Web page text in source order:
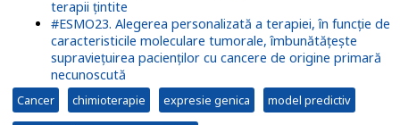
terapii țintite
#ESMO23. Alegerea personalizată a terapiei, în funcție de
caracteristicile moleculare tumorale, îmbunătăţeşte
supravieţuirea pacienților cu cancere de origine primară
necunoscută
Cancer chimioterapie expresie genica model predictiv